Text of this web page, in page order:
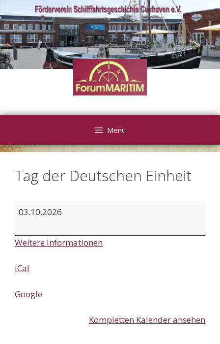
Inhalt
springen
Menü
Tag der Deutschen Einheit
Tag
Deutschen
Einheit
03.10.2026
Weitere Informationen
iCal
Google
Kompletten Kalender ansehen